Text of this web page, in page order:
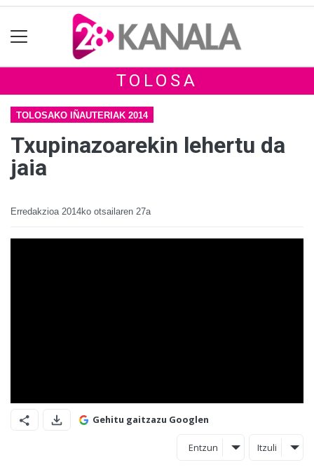
TOLOSA
TOLOSAKO IÑAUTERIAK 2014
Txupinazoarekin lehertu da
jaia
Erredakzioa 2014ko otsailaren 27a
Gehitu gaitzazu Googlen
Entzun Itzuli